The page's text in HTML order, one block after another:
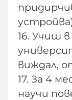
16. Учиш
виждал,
17. За 4
научи